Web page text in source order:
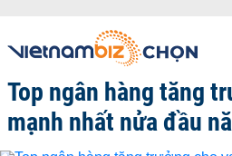
Top ngân hàng tăng
mạnh nhất nửa đầu